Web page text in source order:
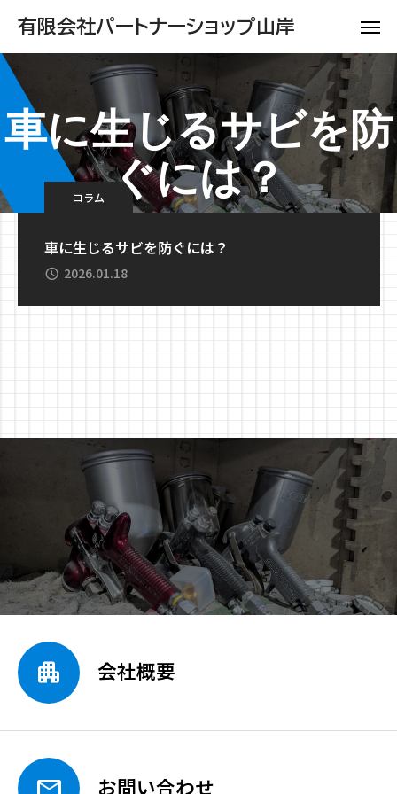
有限会社パートナーショップ山岸
車に生じるサビを防
ぐには？
コラム
車に生じるサビを防ぐには？
2026.01.18
 会社概要
お問い合わせ